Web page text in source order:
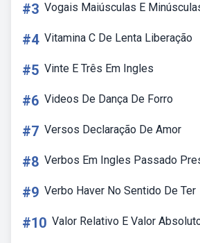
#3 Vogais Maiúsculas E
#4 Vitamina C De Lenta Liberação
#5 Vinte E Três Em Ingles
#6 Videos De Dança De Forro
#7 Versos Declaração De Amor
#8 Verbos Em Ingles Passado
#9 Verbo Haver No Sentido De Ter
#10 Valor Relativo E Valor